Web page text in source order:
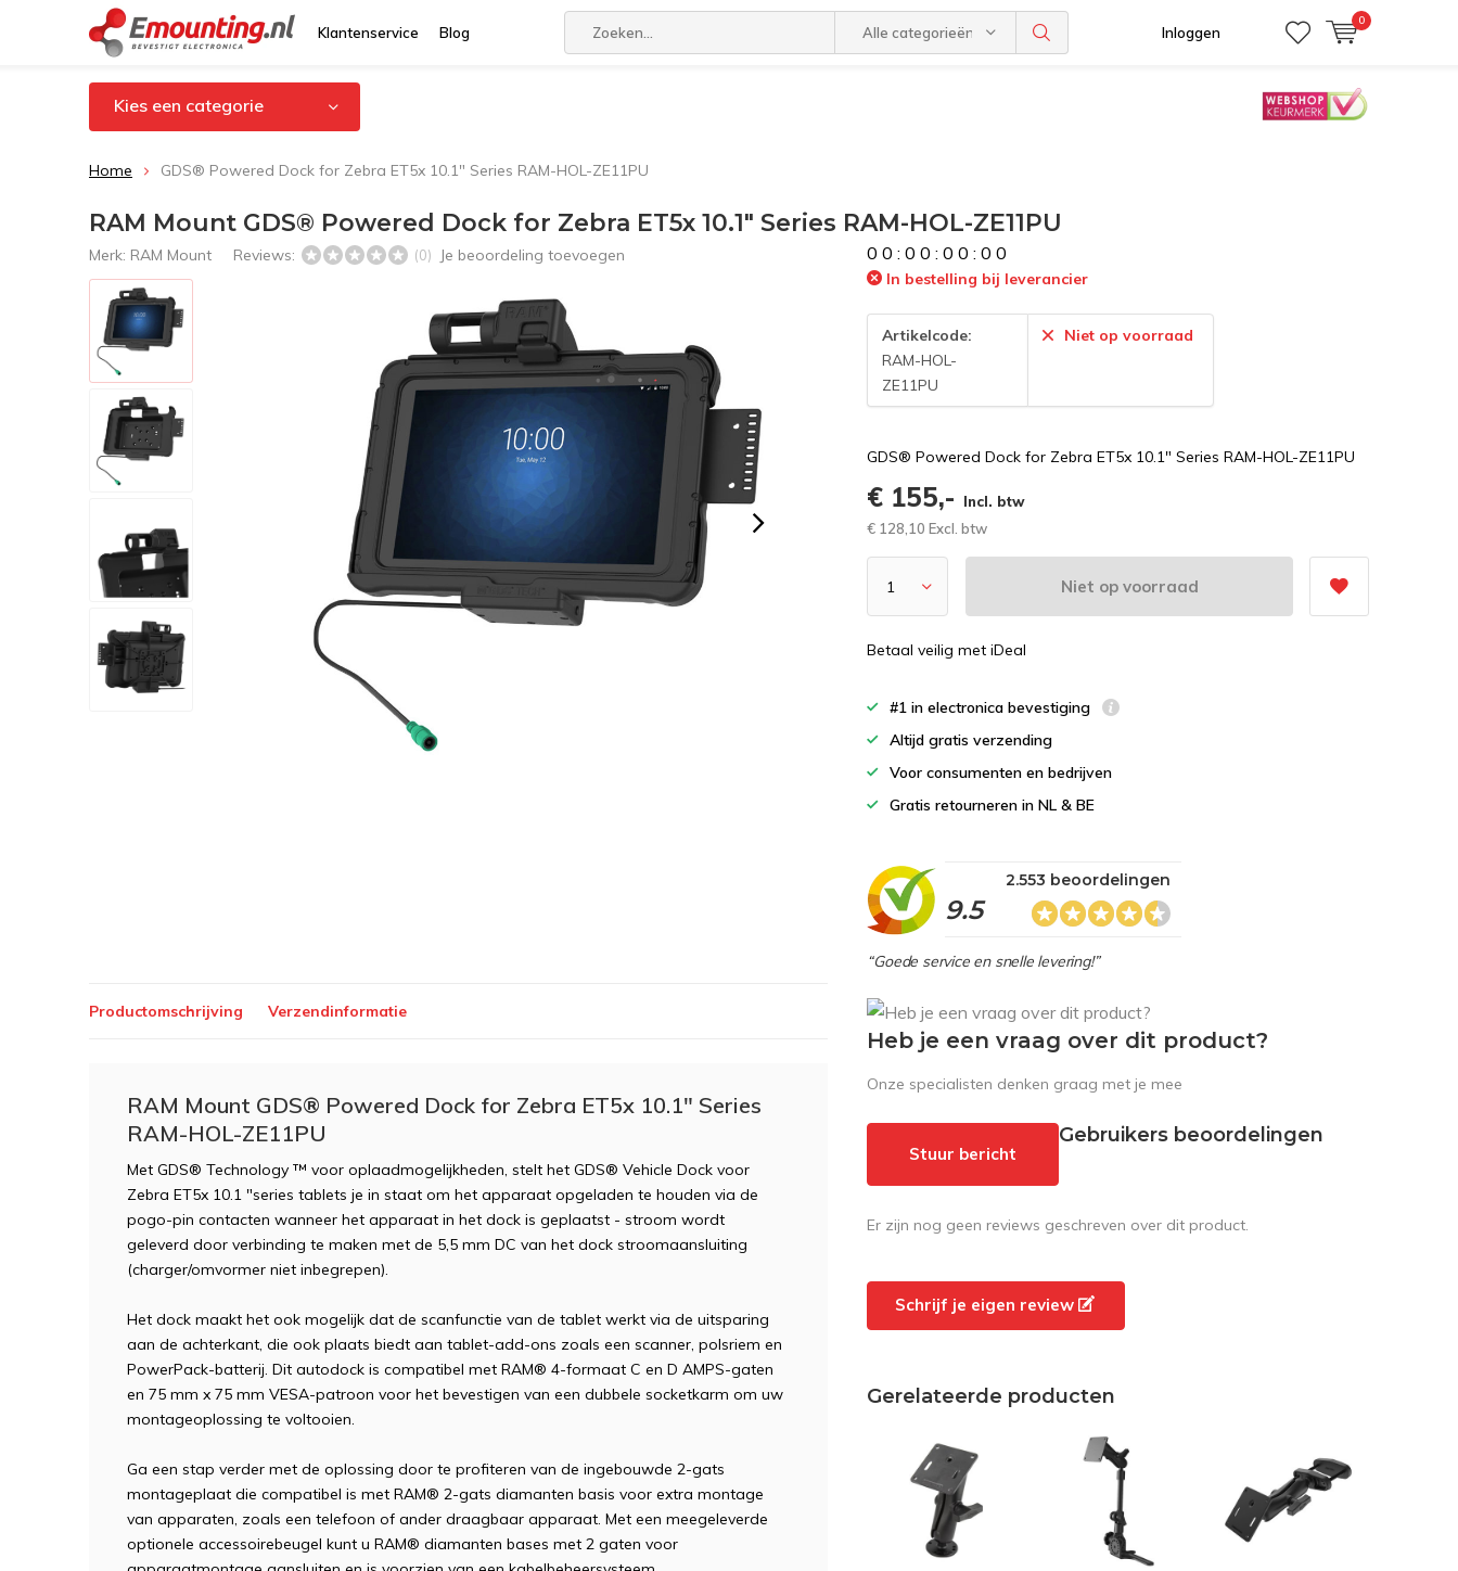
Klantenservice Blog Alle categorieën Inloggen
0
Kies een categorie
Home GDS® Powered Dock for Zebra ET5x 10.1" Series RAM-HOL-ZE11PU
RAM Mount GDS® Powered Dock for Zebra ET5x 10.1" Series RAM-HOL-ZE11PU
Merk: RAM Mount Reviews: (0) Je beoordeling toevoegen 0 0 :0 0 :0 0 :0 0
In bestelling bij leverancier
Artikelcode:
RAM-HOL-
ZE11PU
Niet op voorraad
GDS® Powered Dock for Zebra ET5x 10.1" Series RAM-HOL-ZE11PU
€ 155,-
Incl. btw
€ 128,10 Excl. btw
Niet op voorraad
Betaal veilig met iDeal
#1 in electronica bevestiging
Altijd gratis verzending
Voor consumenten en bedrijven
Gratis retourneren in NL & BE
9.5
2.553 beoordelingen
“Goede service en snelle levering!”
Productomschrijving Verzendinformatie
RAM Mount GDS® Powered Dock for Zebra ET5x 10.1" Series
RAM-HOL-ZE11PU
Met GDS® Technology ™ voor oplaadmogelijkheden, stelt het GDS® Vehicle Dock voor
Zebra ET5x 10.1 "series tablets je in staat om het apparaat opgeladen te houden via de
pogo-pin contacten wanneer het apparaat in het dock is geplaatst - stroom wordt
geleverd door verbinding te maken met de 5,5 mm DC van het dock stroomaansluiting
(charger/omvormer niet inbegrepen).
Het dock maakt het ook mogelijk dat de scanfunctie van de tablet werkt via de uitsparing
aan de achterkant, die ook plaats biedt aan tablet-add-ons zoals een scanner, polsriem en
PowerPack-batterij. Dit autodock is compatibel met RAM® 4-formaat C en D AMPS-gaten
en 75 mm x 75 mm VESA-patroon voor het bevestigen van een dubbele socketkarm om uw
montageoplossing te voltooien.
Ga een stap verder met de oplossing door te profiteren van de ingebouwde 2-gats
montageplaat die compatibel is met RAM® 2-gats diamanten basis voor extra montage
van apparaten, zoals een telefoon of ander draagbaar apparaat. Met een meegeleverde
optionele accessoirebeugel kunt u RAM® diamanten bases met 2 gaten voor
Heb je een vraag over dit product?
Onze specialisten denken graag met je mee
Stuur bericht
Gebruikers beoordelingen
Er zijn nog geen reviews geschreven over dit product.
Schrijf je eigen review
Gerelateerde producten